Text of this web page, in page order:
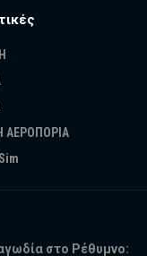
ΑΕΡΟΠΟΡΙΑ
στο Ρέθυμνο: